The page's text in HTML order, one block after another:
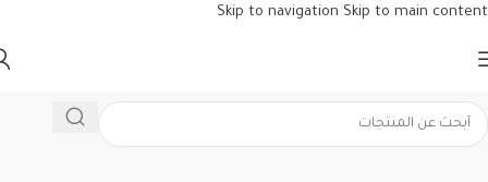
Skip to navigation Skip to main content
الرئيسية/العطار التركي/الزيوت الطبيعية